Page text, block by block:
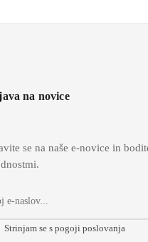
na novice
se na naše e-novice in
Strinjam se s pogoji poslovanja